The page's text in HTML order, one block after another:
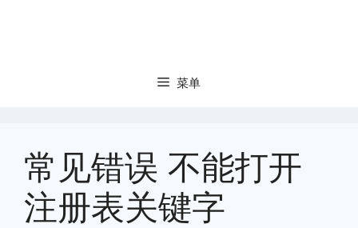
菜单
常见错误 不能打开
注册表关键字